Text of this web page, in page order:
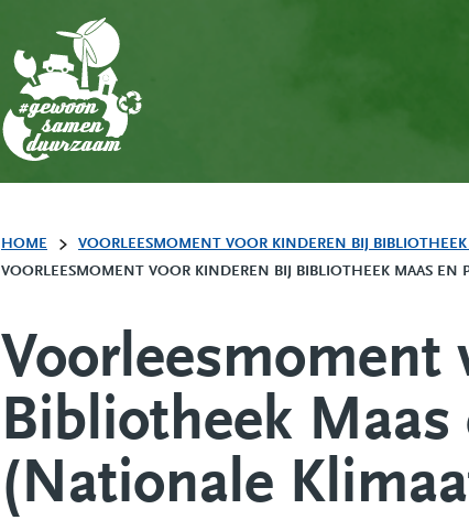
HOME
VOORLEESMOMENT VOOR KINDEREN BIJ
VOORLEESMOMENT VOOR KINDEREN BIJ BIBLIOTHEEK MAAS EN
Voorleesmoment
Bibliotheek Maas
(Nationale